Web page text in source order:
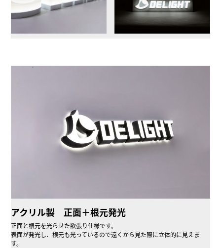
アクリル製 正面＋根元発光
正面と根元を光らせた欲張り仕様です。
表面が発光し、根元も光っているので遠くから見た際に立体的に見えま
す。